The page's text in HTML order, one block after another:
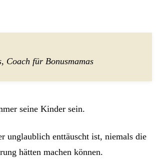
Coach für Bonusmamas
seine Kinder sein.
unglaublich enttäuscht ist, niemals die
hätten machen können.